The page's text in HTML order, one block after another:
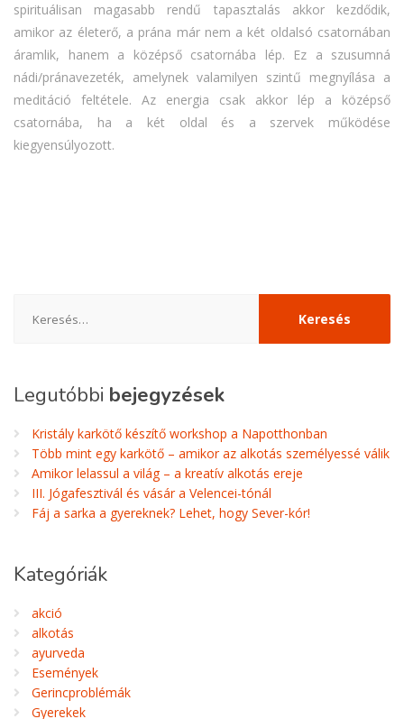
spirituálisan magasabb rendű tapasztalás akkor kezdődik,
amikor az életerő, a prána már nem a két oldalsó csatornában
áramlik, hanem a középső csatornába lép. Ez a szusumná
nádi/pránavezeték, amelynek valamilyen szintű megnyílása a
meditáció feltétele. Az energia csak akkor lép a középső
csatornába, ha a két oldal és a szervek működése
kiegyensúlyozott.
Legutóbbi bejegyzések
Kristály karkötő készítő workshop a Napotthonban
Több mint egy karkötő – amikor az alkotás személyessé válik
Amikor lelassul a világ – a kreatív alkotás ereje
III. Jógafesztivál és vásár a Velencei-tónál
Fáj a sarka a gyereknek? Lehet, hogy Sever-kór!
Kategóriák
akció
alkotás
ayurveda
Események
Gerincproblémák
Gyerekek